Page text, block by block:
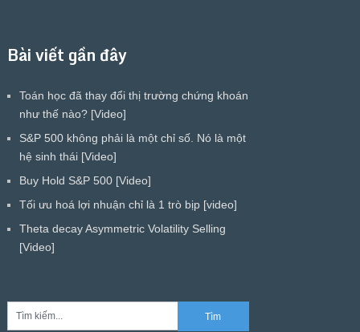
Bài viết gần đây
Toán học đã thay đổi thị trường chứng khoán
như thế nào? [Video]
S&P 500 không phải là một chỉ số. Nó là một
hệ sinh thái [Video]
Buy Hold S&P 500 [Video]
Tối ưu hoá lợi nhuận chỉ là 1 trò bịp [video]
Theta decay Asymmetric Volatility Selling
[Video]